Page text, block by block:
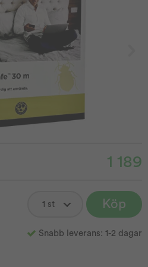
1 189
Köp
Snabb leverans: 1-2 dagar